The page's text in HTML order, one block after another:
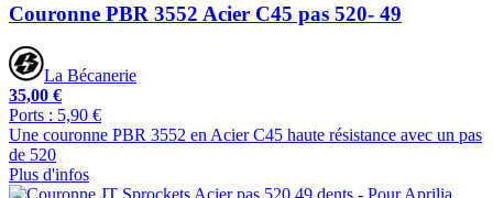
Couronne PBR 3552 Acier C45 pas 520- 49
La Bécanerie
35,00 €
Ports : 5,90 €
Une couronne PBR 3552 en Acier C45 haute résistance avec un pas
de 520
Plus d'infos